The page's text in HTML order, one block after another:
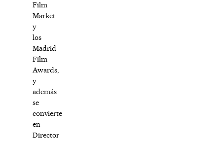
Film
Market
y
los
Madrid
Film
Awards,
y
además
se
convierte
en
Director